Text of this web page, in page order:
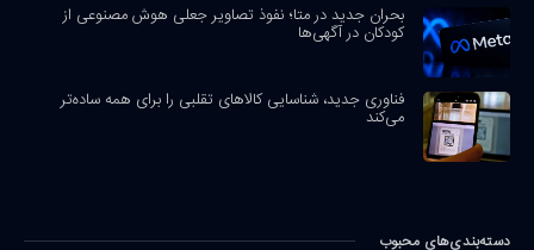
بحران جدید در متا؛ نفوذ تصاویر جعلی هوش مصنوعی از
کودکان در آگهی‌ها
فناوری جدید، شناسایی کالاهای تقلبی را برای همه ساده‌تر
می‌کند
دسته‌بندی‌های محبوب